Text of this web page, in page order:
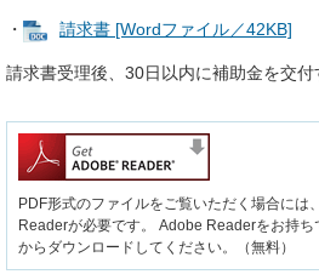
・ 請求書 [Wordファイル／42KB]
請求書受理後、30日以内に補助金を交付
PDF形式のファイルをご覧いただく場合には
Readerが必要です。
Adobe Readerをお持ち
からダウンロードしてください。（無料）